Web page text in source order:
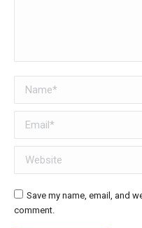
Save my name, email, and
comment.